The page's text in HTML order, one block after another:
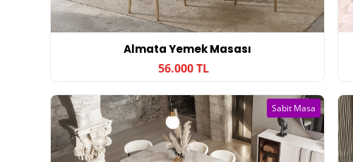
Almata Yemek Masası
56.000 TL
Sabit Masa